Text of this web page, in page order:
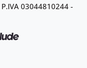
P.IVA 03044810244-